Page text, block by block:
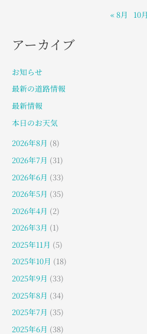
« 8月 10
アーカイブ
お知らせ
最新の道路情報
最新情報
本日のお天気
2026年8月 (8)
2026年7月 (31)
2026年6月 (33)
2026年5月 (35)
2026年4月 (2)
2026年3月 (1)
2025年11月 (5)
2025年10月 (18)
2025年9月 (33)
2025年8月 (34)
2025年7月 (35)
2025年6月 (38)